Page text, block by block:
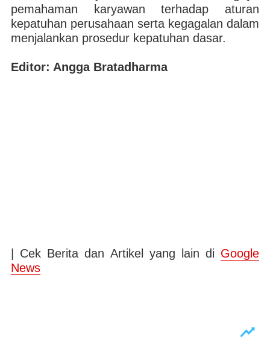
pemahaman karyawan terhadap aturan
kepatuhan perusahaan serta kegagalan dalam
menjalankan prosedur kepatuhan dasar.
Editor: Angga Bratadharma
| Cek Berita dan Artikel yang lain di Google
News